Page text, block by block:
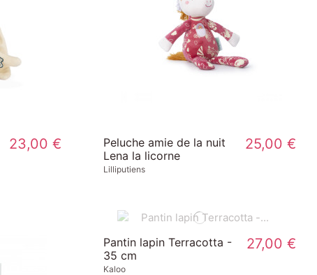
23,00 €
Peluche amie de la nuit
Lena la licorne
Lilliputiens
25,00 €
Pantin lapin Terracotta -
35 cm
Kaloo
27,00 €